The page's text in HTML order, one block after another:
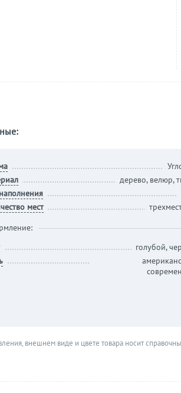
дерево, велюр,
мест
голубой,
внешнем виде и цвете товара носит